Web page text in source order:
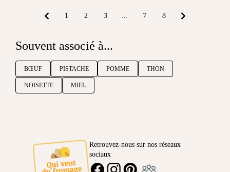
1 2 3 ... 7 8
Souvent associé à...
BŒUF PISTACHE POMME THON
NOISETTE MIEL
Retrouvez-nous sur nos réseaux
sociaux
FACEBOOKINSTAGRAMPINTEREST